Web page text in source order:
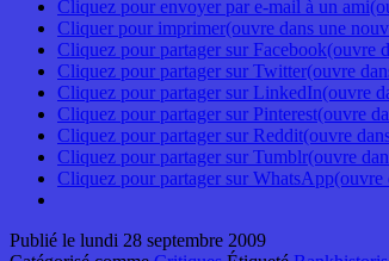
Cliquez pour envoyer par e-mail à un
Cliquer pour imprimer(ouvre dans une
Cliquez pour partager sur Facebook(ouvre
Cliquez pour partager sur Twitter(ouvre
Cliquez pour partager sur LinkedIn(ouvre
Cliquez pour partager sur Pinterest(ouvre
Cliquez pour partager sur Reddit(ouvre
Cliquez pour partager sur Tumblr(ouvre
Cliquez pour partager sur WhatsApp(ouvre
Publié le lundi 28 septembre 2009